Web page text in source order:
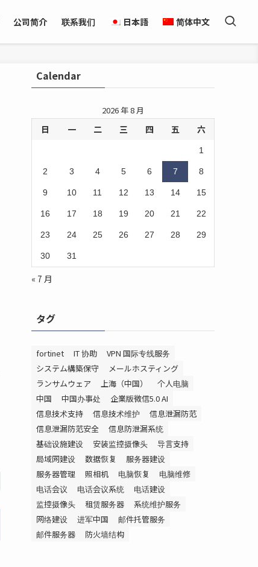
公司简介 联系我们 日本語 简体中文
Calendar
2026 年 8 月
日 一 二 三 四 五 六
1
2 3 4 5 6 7 8
9 10 11 12 13 14 15
16 17 18 19 20 21 22
23 24 25 26 27 28 29
30 31
« 7 月
タグ
fortinet IT 协助
VPN 国际专线服务
システム構築保守
メールホスティング
ランサムウェア
上海（中国）
个人电脑
中国
中国办事处
企業版微信5.0 AI
信息技术支持
信息技术维护
信息泄漏防范
信息泄漏防范安全
信息防泄漏系统
基础设施建设
安装监控摄像头
导言支持
局域网建设
数据恢复
服务器建设
服务器管理
照相机 电脑恢复
电脑维修
电话会议
电话会议系统
电话建设
监控摄像头
租赁服务器
系统维护服务
网络建设
进军中国
邮件托管服务
邮件服务器
防火墙结构